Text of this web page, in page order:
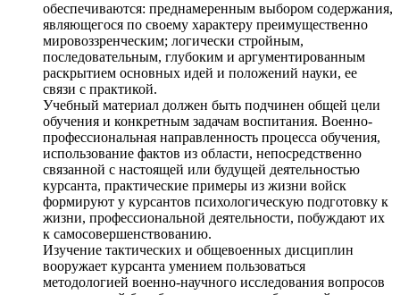
обеспечиваются: преднамеренным выбором содержания,
являющегося по своему характеру преимущественно
мировоззренческим; логически стройным,
последовательным, глубоким и аргументированным
раскрытием основных идей и положений науки, ее
связи с практикой.
Учебный материал должен быть подчинен общей цели
обучения и конкретным задачам воспитания. Военно-
профессиональная направленность процесса обучения,
использование фактов из области, непосредственно
связанной с настоящей или будущей деятельностью
курсанта, практические примеры из жизни войск
формируют у курсантов психологическую подготовку к
жизни, профессиональной деятельности, побуждают их
к самосовершенствованию.
Изучение тактических и общевоенных дисциплин
вооружает курсанта умением пользоваться
методологией военно-научного исследования вопросов